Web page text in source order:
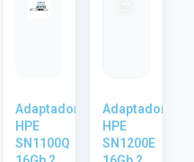
Adaptador
HPE
SN1100Q
Adaptador
HPE
SN1200E